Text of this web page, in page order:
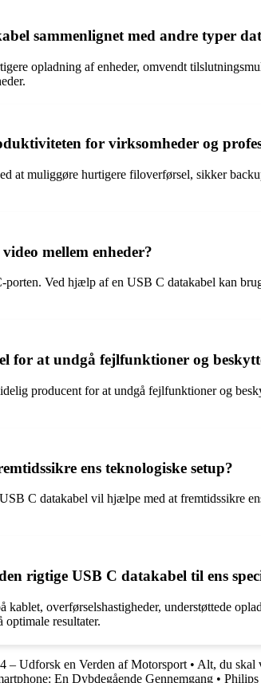
sammenlignet med andre typer
opladning af enheder, omvendt
for virksomheder og
at muliggøre hurtigere filoverførsel, sikker
mellem enheder?
Ved hjælp af en USB C datakabel kan
for at undgå fejlfunktioner og
producent for at undgå fejlfunktioner og
ens teknologiske setup?
C datakabel vil hjælpe med at fremtidssikre
rigtige USB C datakabel til ens
overførselshastigheder, understøttede
resultater.
– Udforsk en Verden af Motorsport • Alt, du skal
En Dybdegående Gennemgang • Philips